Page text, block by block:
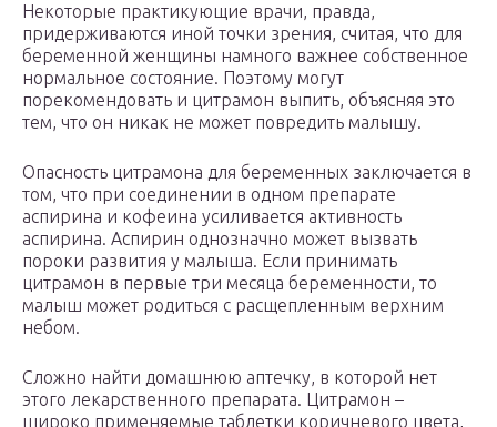
Некоторые практикующие врачи, правда,
придерживаются иной точки зрения, считая, что для
беременной женщины намного важнее собственное
нормальное состояние. Поэтому могут
порекомендовать и цитрамон выпить, объясняя это
тем, что он никак не может повредить малышу.
Опасность цитрамона для беременных заключается в
том, что при соединении в одном препарате
аспирина и кофеина усиливается активность
аспирина. Аспирин однозначно может вызвать
пороки развития у малыша. Если принимать
цитрамон в первые три месяца беременности, то
малыш может родиться с расщепленным верхним
небом.
Сложно найти домашнюю аптечку, в которой нет
этого лекарственного препарата. Цитрамон –
широко применяемые таблетки коричневого цвета,